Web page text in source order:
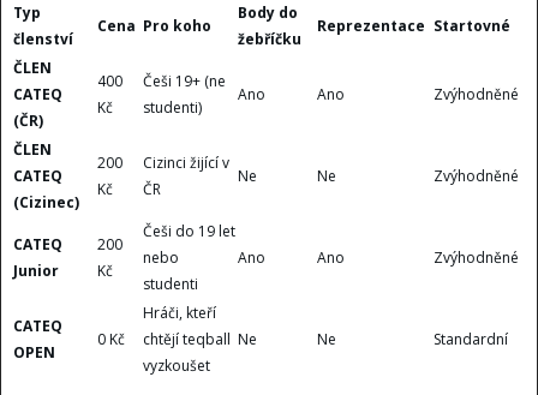
Typ
členství
Cena Pro koho
Body do
žebříčku
Reprezentace Startovné
ČLEN
CATEQ
(ČR)
400
Kč
Češi 19+ (ne
studenti)
Ano Ano Zvýhodněné
ČLEN
CATEQ
(Cizinec)
200
Kč
Cizinci žijící v
ČR
Ne Ne Zvýhodněné
CATEQ
Junior
200
Kč
Češi do 19 let
nebo
studenti
Ano Ano Zvýhodněné
CATEQ
OPEN
0 Kč
Hráči, kteří
chtějí teqball
vyzkoušet
Ne Ne Standardní